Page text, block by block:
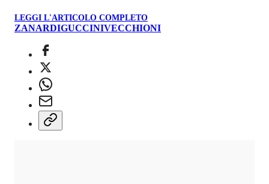
LEGGI L'ARTICOLO COMPLETO
ZANARDIGUCCINIVECCHIONI